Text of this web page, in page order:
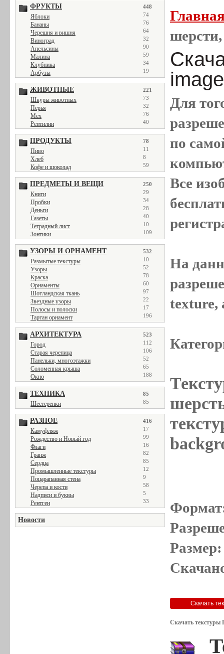
ФРУКТЫ 448
Яблоки 74
Бананы 76
Черешня и вишня 64
Виноград 32
Апельсины 90
Малина 59
Клубника 34
Арбузы 19
ЖИВОТНЫЕ 221
Шкуры животных 73
Перья 32
Мех 76
Рептилии 40
ПРОДУКТЫ 78
Пиво 11
Хлеб 8
Кофе и шоколад 59
ПРЕДМЕТЫ И ВЕЩИ 250
Книги 29
Пробки 34
Деньги 28
Газеты 40
Тетрадный лист 10
Зонтики 109
УЗОРЫ И ОРНАМЕНТ 532
Размытые текстуры 10
Узоры 52
Краска 78
Орнаменты 60
Шотландская ткань 97
Звездные узоры 22
Полосы и полоски 17
Тартан орнамент 196
АРХИТЕКТУРА 523
Город 112
Старая черепица 106
Панельки, многоэтажки 52
Соломенная крыша 65
Окно 188
ТЕХНИКА 85
Шестеренки 85
РАЗНОЕ 416
Камуфляж 17
Рождество и Новый год 99
Флаги 16
Гранж 82
Сердца 85
Промышленные текстуры 12
Поцарапанная стена 9
Черепа и кости 58
Надписи и буквы 5
Рентген 33
Новости
image
Для
по
Все
На
texture,
Скачать текстуры